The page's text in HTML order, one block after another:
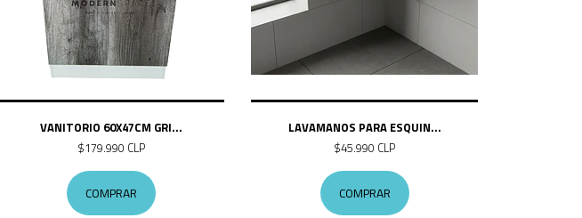
VANITORIO 60X47CM GRI...
$179.990 CLP
COMPRAR
LAVAMANOS PARA ESQUIN...
$45.990 CLP
COMPRAR